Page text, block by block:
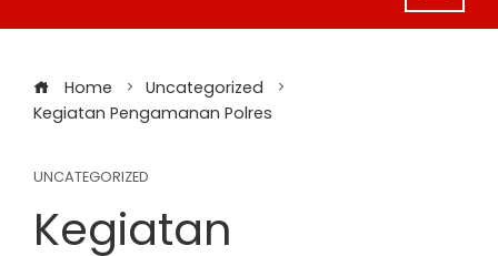
Home
Uncategorized
Kegiatan Pengamanan Polres
UNCATEGORIZED
Kegiatan